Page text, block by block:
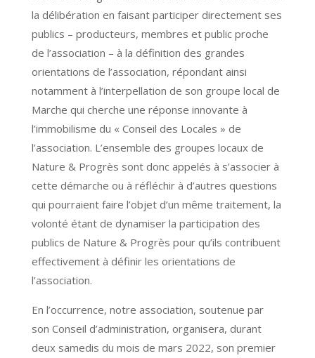
la délibération en faisant participer directement ses
publics – producteurs, membres et public proche
de l’association – à la définition des grandes
orientations de l’association, répondant ainsi
notamment à l’interpellation de son groupe local de
Marche qui cherche une réponse innovante à
l’immobilisme du « Conseil des Locales » de
l’association. L’ensemble des groupes locaux de
Nature & Progrès sont donc appelés à s’associer à
cette démarche ou à réfléchir à d’autres questions
qui pourraient faire l’objet d’un même traitement, la
volonté étant de dynamiser la participation des
publics de Nature & Progrès pour qu’ils contribuent
effectivement à définir les orientations de
l’association.
En l’occurrence, notre association, soutenue par
son Conseil d’administration, organisera, durant
deux samedis du mois de mars 2022, son premier